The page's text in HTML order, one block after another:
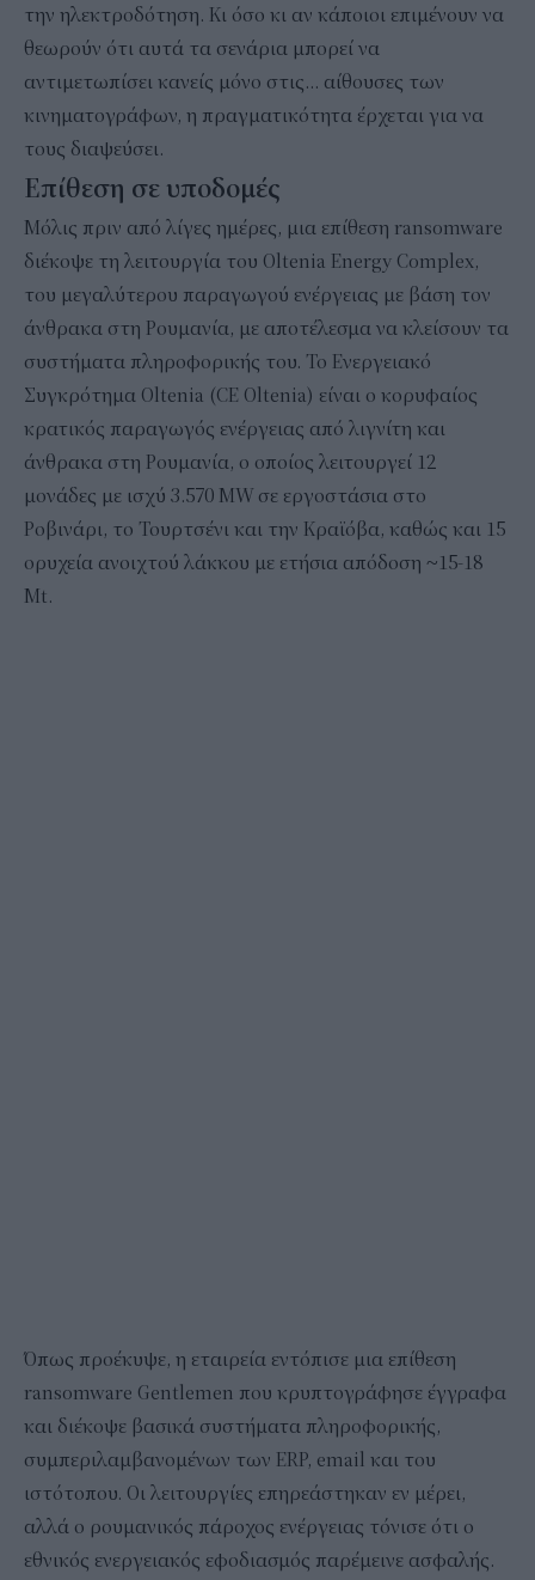
την ηλεκτροδότηση. Κι όσο κι αν κάποιοι επιμένουν να
θεωρούν ότι αυτά τα σενάρια μπορεί να
αντιμετωπίσει κανείς μόνο στις… αίθουσες των
κινηματογράφων, η πραγματικότητα έρχεται για να
τους διαψεύσει.
Επίθεση σε υποδομές
Μόλις πριν από λίγες ημέρες, μια επίθεση ransomware
διέκοψε τη λειτουργία του Oltenia Energy Complex,
του μεγαλύτερου παραγωγού ενέργειας με βάση τον
άνθρακα στη Ρουμανία, με αποτέλεσμα να κλείσουν τα
συστήματα πληροφορικής του. Το Ενεργειακό
Συγκρότημα Oltenia (CE Oltenia) είναι ο κορυφαίος
κρατικός παραγωγός ενέργειας από λιγνίτη και
άνθρακα στη Ρουμανία, ο οποίος λειτουργεί 12
μονάδες με ισχύ 3.570 MW σε εργοστάσια στο
Ροβινάρι, το Τουρτσένι και την Κραϊόβα, καθώς και 15
ορυχεία ανοιχτού λάκκου με ετήσια απόδοση ~15-18
Mt.
Όπως προέκυψε, η εταιρεία εντόπισε μια επίθεση
ransomware Gentlemen που κρυπτογράφησε έγγραφα
και διέκοψε βασικά συστήματα πληροφορικής,
συμπεριλαμβανομένων των ERP, email και του
ιστότοπου. Οι λειτουργίες επηρεάστηκαν εν μέρει,
αλλά ο ρουμανικός πάροχος ενέργειας τόνισε ότι ο
εθνικός ενεργειακός εφοδιασμός παρέμεινε ασφαλής.